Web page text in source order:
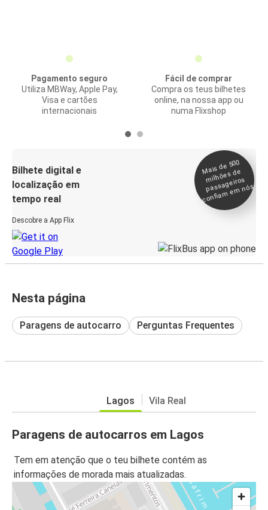
Pagamento seguro
Utiliza MBWay, Apple Pay,
Visa e cartões
internacionais
Fácil de comprar
Compra os teus bilhetes
online, na nossa app ou
numa Flixshop
Bilhete digital e
localização em
tempo real
Descobre a App Flix
Mais de 500
milhões de
passageiros
confia
m e
m nós
Nesta página
Paragens de autocarro Perguntas Frequentes
Lagos Vila Real
Paragens de autocarros em Lagos
Tem em atenção que o teu bilhete contém as
informações de morada mais atualizadas.